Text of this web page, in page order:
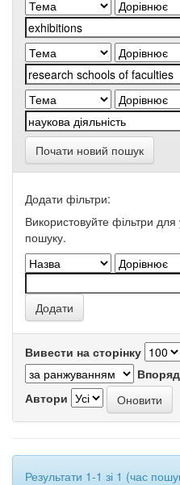
Почати новий пошук
Додати фільтри:
Використовуйте фільтри для
пошуку.
Вивести на сторінку
Автори
Результати 1-1 зі 1 (час